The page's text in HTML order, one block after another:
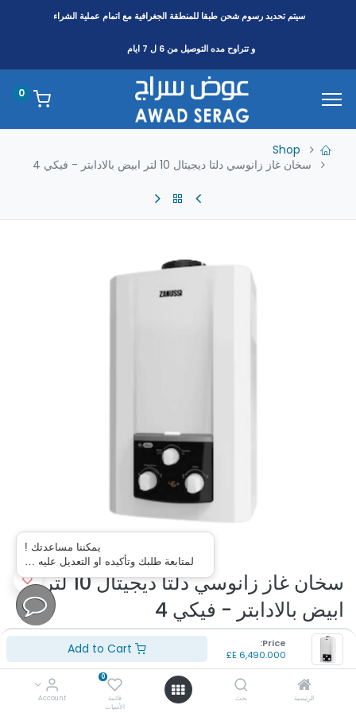
Price:
6,490.000
الرئيسية بحث
0
قائمة
الأمنيات
Account
سيتم تحديد رسوم شحن طبقا للمنطقةالجغرافية مع اتمام عملية الشراء
و تتراوح مده التوصيل من 6 ل 7 ايام
0
Shop
سخان غاز زانوسي دلتا ديجيتال 10 لتر ابيض بالادابتر - فيكي 4
سخان غاز زانوسي دلتا ديجيتال 10 لتر
ابيض بالادابتر - فيكي 4
(تقييم 0 )
نوع السخان : سخان غاز ديجيتال
السعة اللترية : 10 لتر
اللون : ابيض
بلد المنشأ : مصر
يمكننا مساعدتك !
لمتابعة طلبك وتأكيده او التعديل عليه …